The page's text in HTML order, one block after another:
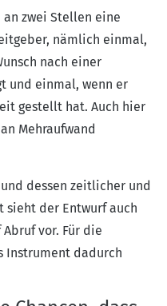
zwei Stellen eine
nämlich einmal,
nach einer
und einmal, wenn er
gestellt hat. Auch hier
Mehraufwand
dessen zeitlicher und
sieht der Entwurf auch
vor. Für die
Instrument dadurch